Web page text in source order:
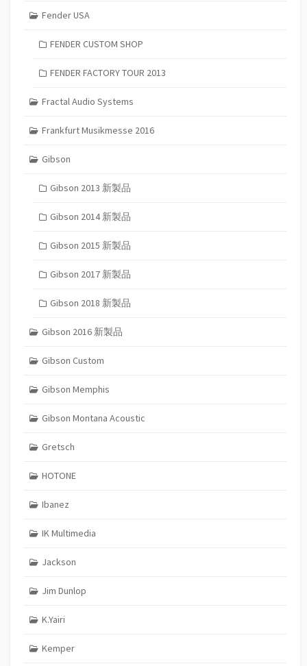
Fender USA
FENDER CUSTOM SHOP
FENDER FACTORY TOUR 2013
Fractal Audio Systems
Frankfurt Musikmesse 2016
Gibson
Gibson 2013 新製品
Gibson 2014 新製品
Gibson 2015 新製品
Gibson 2017 新製品
Gibson 2018 新製品
Gibson 2016 新製品
Gibson Custom
Gibson Memphis
Gibson Montana Acoustic
Gretsch
HOTONE
Ibanez
IK Multimedia
Jackson
Jim Dunlop
K.Yairi
Kemper